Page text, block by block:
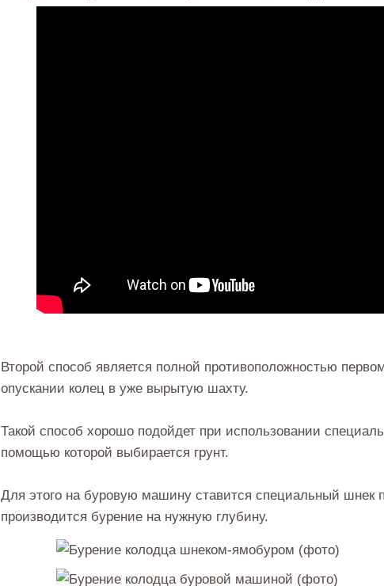
Второй способ является полной противоположностью
опускании колец в уже вырытую шахту.
Такой способ хорошо подойдет при использовании
помощью которой выбирается грунт.
Для этого на буровую машину ставится специальный шнек
производится бурение на нужную глубину.